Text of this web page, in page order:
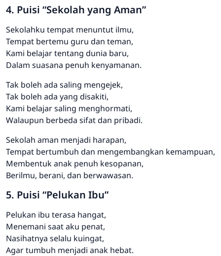
4. Puisi “Sekolah yang Aman”
Sekolahku tempat menuntut ilmu,
Tempat bertemu guru dan teman,
Kami belajar tentang dunia baru,
Dalam suasana penuh kenyamanan.
Tak boleh ada saling mengejek,
Tak boleh ada yang disakiti,
Kami belajar saling menghormati,
Walaupun berbeda sifat dan pribadi.
Sekolah aman menjadi harapan,
Tempat bertumbuh dan mengembangkan kemampuan,
Membentuk anak penuh kesopanan,
Berilmu, berani, dan berwawasan.
5. Puisi “Pelukan Ibu”
Pelukan ibu terasa hangat,
Menemani saat aku penat,
Nasihatnya selalu kuingat,
Agar tumbuh menjadi anak hebat.